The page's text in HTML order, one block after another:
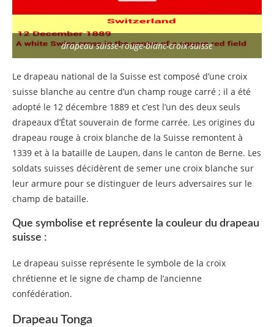
drapeau suisse-rouge-blanc-croix-suisse
Le drapeau national de la Suisse est composé d’une croix
suisse blanche au centre d’un champ rouge carré ; il a été
adopté le 12 décembre 1889 et c’est l’un des deux seuls
drapeaux d’État souverain de forme carrée. Les origines du
drapeau rouge à croix blanche de la Suisse remontent à
1339 et à la bataille de Laupen, dans le canton de Berne. Les
soldats suisses décidèrent de semer une croix blanche sur
leur armure pour se distinguer de leurs adversaires sur le
champ de bataille.
Que symbolise et représente la couleur du drapeau
suisse :
Le drapeau suisse représente le symbole de la croix
chrétienne et le signe de champ de l’ancienne
confédération.
Drapeau Tonga